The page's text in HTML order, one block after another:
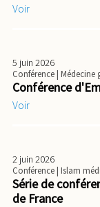
Voir
5 juin 2026
Conférence| Médecine
Conférence
Voir
2 juin 2026
Conférence| Islam
Série de
de France